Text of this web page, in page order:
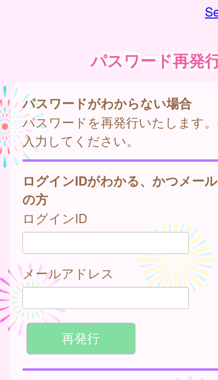
パスワード再発
パスワードがわからない場合
パスワードを再発行いたします
入力してください。
ログインIDがわかる、かつメー
の方
ログインID
メールアドレス